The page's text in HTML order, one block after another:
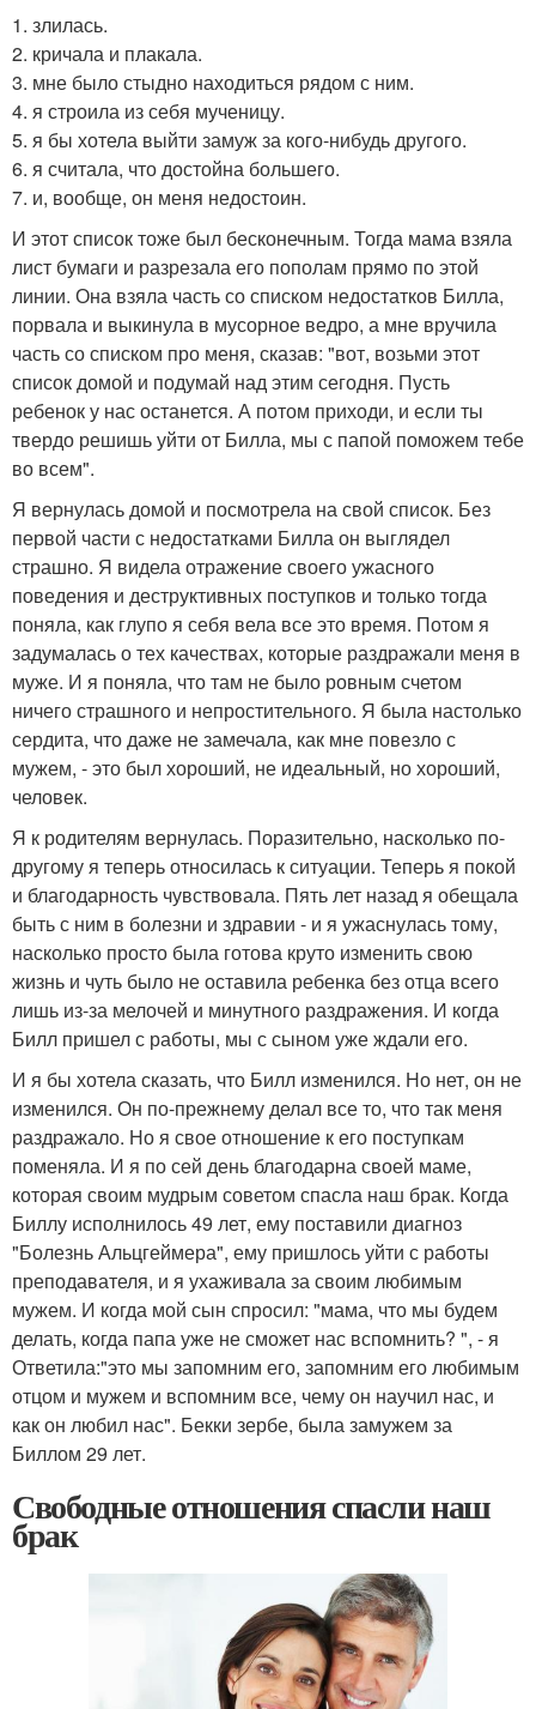
1. злилась.
2. кричала и плакала.
3. мне было стыдно находиться рядом с ним.
4. я строила из себя мученицу.
5. я бы хотела выйти замуж за кого-нибудь другого.
6. я считала, что достойна большего.
7. и, вообще, он меня недостоин.
И этот список тоже был бесконечным. Тогда мама взяла
лист бумаги и разрезала его пополам прямо по этой
линии. Она взяла часть со списком недостатков Билла,
порвала и выкинула в мусорное ведро, а мне вручила
часть со списком про меня, сказав: "вот, возьми этот
список домой и подумай над этим сегодня. Пусть
ребенок у нас останется. А потом приходи, и если ты
твердо решишь уйти от Билла, мы с папой поможем тебе
во всем".
Я вернулась домой и посмотрела на свой список. Без
первой части с недостатками Билла он выглядел
страшно. Я видела отражение своего ужасного
поведения и деструктивных поступков и только тогда
поняла, как глупо я себя вела все это время. Потом я
задумалась о тех качествах, которые раздражали меня в
муже. И я поняла, что там не было ровным счетом
ничего страшного и непростительного. Я была настолько
сердита, что даже не замечала, как мне повезло с
мужем, - это был хороший, не идеальный, но хороший,
человек.
Я к родителям вернулась. Поразительно, насколько по-
другому я теперь относилась к ситуации. Теперь я покой
и благодарность чувствовала. Пять лет назад я обещала
быть с ним в болезни и здравии - и я ужаснулась тому,
насколько просто была готова круто изменить свою
жизнь и чуть было не оставила ребенка без отца всего
лишь из-за мелочей и минутного раздражения. И когда
Билл пришел с работы, мы с сыном уже ждали его.
И я бы хотела сказать, что Билл изменился. Но нет, он не
изменился. Он по-прежнему делал все то, что так меня
раздражало. Но я свое отношение к его поступкам
поменяла. И я по сей день благодарна своей маме,
которая своим мудрым советом спасла наш брак. Когда
Биллу исполнилось 49 лет, ему поставили диагноз
"Болезнь Альцгеймера", ему пришлось уйти с работы
преподавателя, и я ухаживала за своим любимым
мужем. И когда мой сын спросил: "мама, что мы будем
делать, когда папа уже не сможет нас вспомнить? ", - я
Ответила:"это мы запомним его, запомним его любимым
отцом и мужем и вспомним все, чему он научил нас, и
как он любил нас". Бекки зербе, была замужем за
Биллом 29 лет.
Свободные отношения спасли наш
брак